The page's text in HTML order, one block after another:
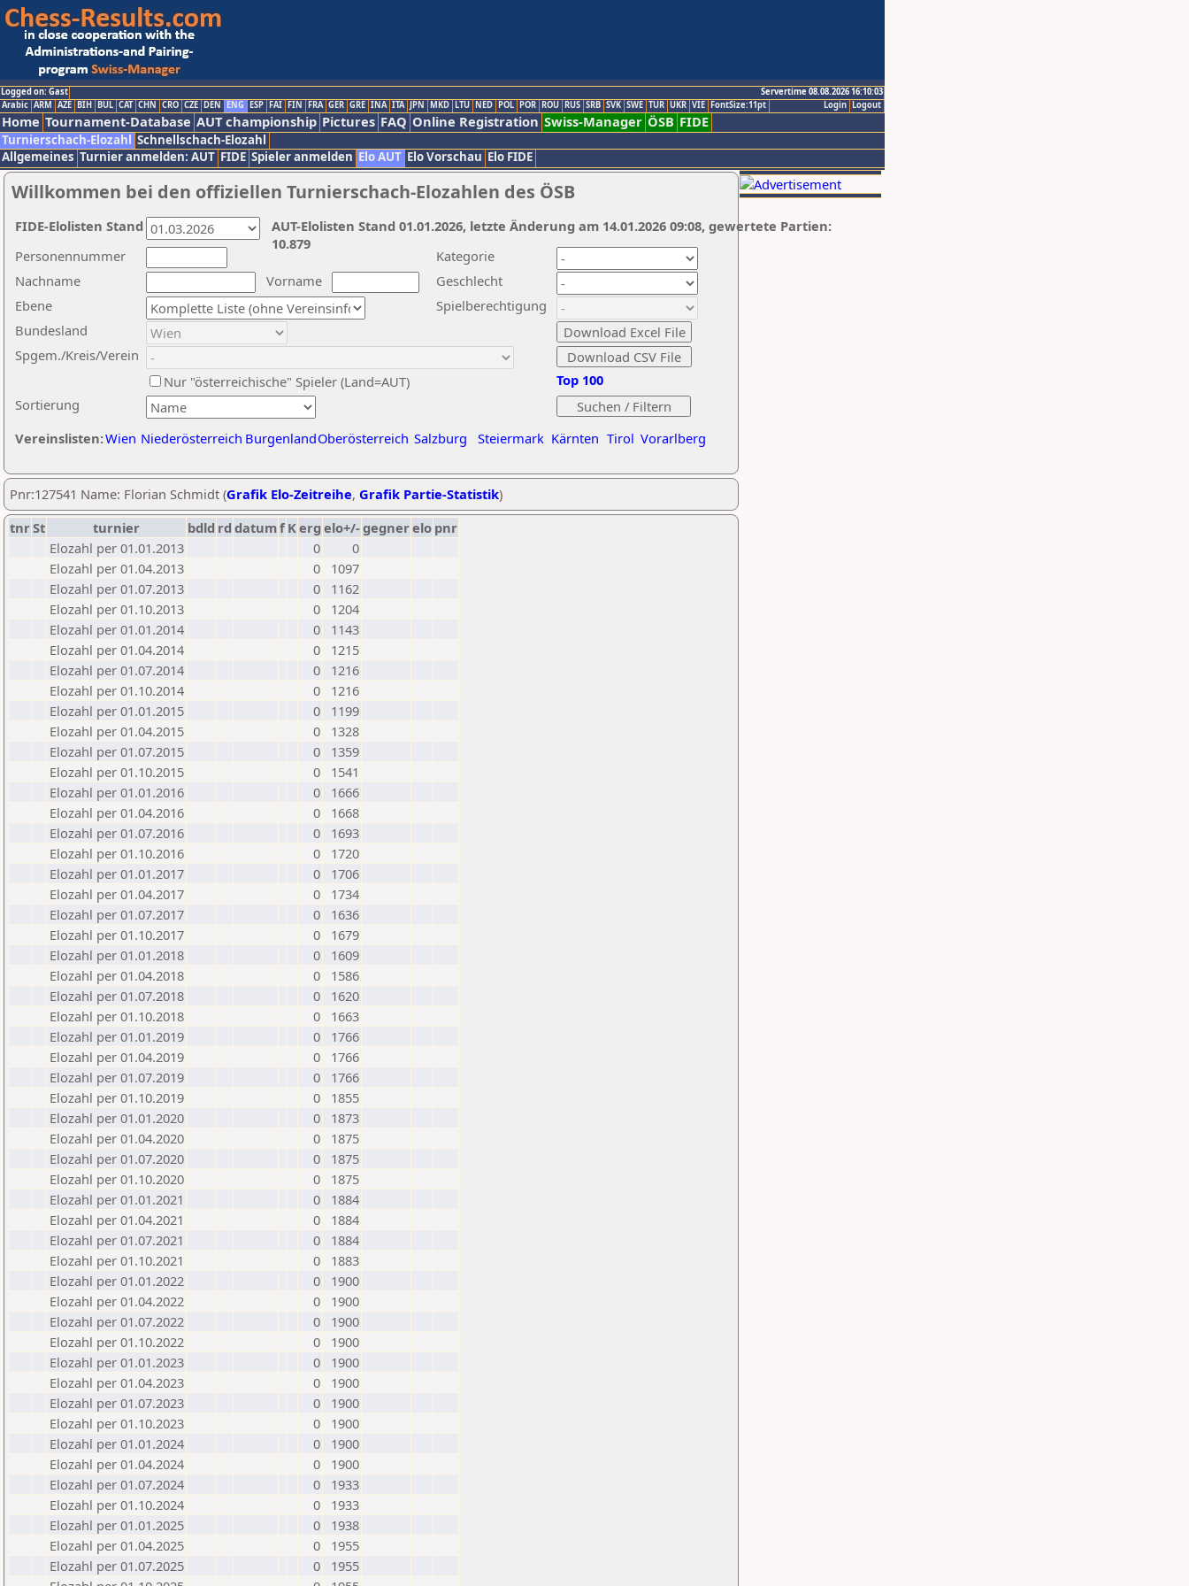
Logged on: Gast
Servertime 08.08.2026 16:10:03
Logout
Login
Arabic ARM AZE BIH BUL CAT CHN CRO CZE DEN ENG ESP FAI FIN FRA GER GRE INA ITA JPN MKD LTU NED POL POR ROU RUS SRB SVK SWE TUR UKR VIE FontSize:11pt
Home Tournament-Database AUT championship Pictures FAQ Online Registration Swiss-Manager ÖSB FIDE
Turnierschach-Elozahl Schnellschach-Elozahl
Allgemeines Turnier anmelden: AUT FIDE Spieler anmelden Elo AUT Elo Vorschau Elo FIDE
Willkommen bei den offiziellen Turnierschach-Elozahlen des ÖSB
Nachname
Vorname
Ebene
Kategorie
Sortierung
Personennummer
Bundesland
Spgem./Kreis/Verein
Geschlecht
Nur "österreichische" Spieler (Land=AUT)
Spielberechtigung
Vereinslisten:Wien Niederösterreich BurgenlandOberösterreich Salzburg Steiermark Kärnten Tirol Vorarlberg
Top 100
AUT-Elolisten Stand 01.01.2026, letzte Änderung am 14.01.2026 09:08, gewertete Partien:
10.879
FIDE-Elolisten Stand
Pnr:127541 Name: Florian Schmidt (Grafik Elo-Zeitreihe, Grafik Partie-Statistik)
tnrSt turnier bdld rd datumf Kerg elo+/-gegnerelo pnr
Elozahl per 01.01.2013
0
0
Elozahl per 01.04.2013
0
1097
Elozahl per 01.07.2013
0
1162
Elozahl per 01.10.2013
0
1204
Elozahl per 01.01.2014
0
1143
Elozahl per 01.04.2014
0
1215
Elozahl per 01.07.2014
0
1216
Elozahl per 01.10.2014
0
1216
Elozahl per 01.01.2015
0
1199
Elozahl per 01.04.2015
0
1328
Elozahl per 01.07.2015
0
1359
Elozahl per 01.10.2015
0
1541
Elozahl per 01.01.2016
0
1666
Elozahl per 01.04.2016
0
1668
Elozahl per 01.07.2016
0
1693
Elozahl per 01.10.2016
0
1720
Elozahl per 01.01.2017
0
1706
Elozahl per 01.04.2017
0
1734
Elozahl per 01.07.2017
0
1636
Elozahl per 01.10.2017
0
1679
Elozahl per 01.01.2018
0
1609
Elozahl per 01.04.2018
0
1586
Elozahl per 01.07.2018
0
1620
Elozahl per 01.10.2018
0
1663
Elozahl per 01.01.2019
0
1766
Elozahl per 01.04.2019
0
1766
Elozahl per 01.07.2019
0
1766
Elozahl per 01.10.2019
0
1855
Elozahl per 01.01.2020
0
1873
Elozahl per 01.04.2020
0
1875
Elozahl per 01.07.2020
0
1875
Elozahl per 01.10.2020
0
1875
Elozahl per 01.01.2021
0
1884
Elozahl per 01.04.2021
0
1884
Elozahl per 01.07.2021
0
1884
Elozahl per 01.10.2021
0
1883
Elozahl per 01.01.2022
0
1900
Elozahl per 01.04.2022
0
1900
Elozahl per 01.07.2022
0
1900
Elozahl per 01.10.2022
0
1900
Elozahl per 01.01.2023
0
1900
Elozahl per 01.04.2023
0
1900
Elozahl per 01.07.2023
0
1900
Elozahl per 01.10.2023
0
1900
Elozahl per 01.01.2024
0
1900
Elozahl per 01.04.2024
0
1900
Elozahl per 01.07.2024
0
1933
Elozahl per 01.10.2024
0
1933
Elozahl per 01.01.2025
0
1938
Elozahl per 01.04.2025
0
1955
Elozahl per 01.07.2025
0
1955